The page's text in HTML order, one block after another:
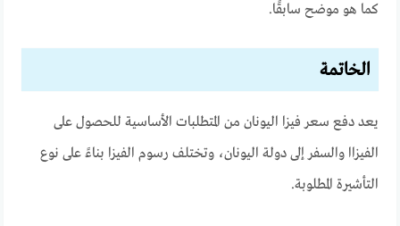
كما هو موضح سابقًا.
الخاتمة
يعد دفع سعر فيزا اليونان من المتطلبات الأساسية للحصول على
الفيزاا والسفر إلى دولة اليونان، وتختلف رسوم الفيزا بناءً على نوع
التأشيرة المطلوبة.